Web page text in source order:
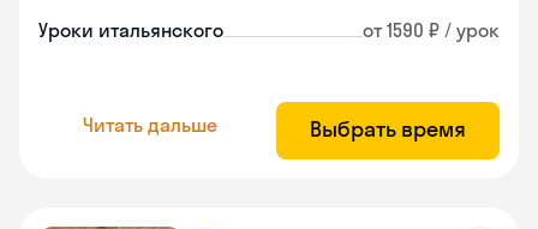
Уроки итальянского от 1590 ₽ / урок
Читать дальше Выбрать время